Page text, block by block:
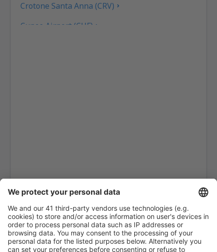
Crotone Santa Anna (CRV)
Cuneo Airport (CUF)
Milán
Forli Luigi Ridolfi (FRL)
Milán